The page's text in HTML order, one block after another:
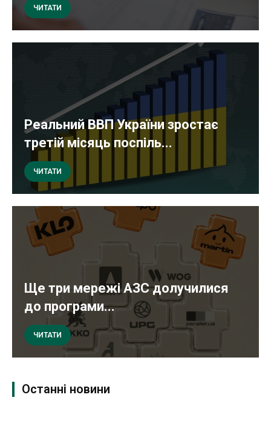
ЧИТАТИ
Реальний ВВП України зростає
третій місяць поспіль...
ЧИТАТИ
Ще три мережі АЗС долучилися
до програми...
ЧИТАТИ
Останні новини